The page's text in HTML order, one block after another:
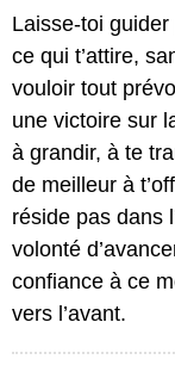
Laisse-toi guider
ce qui t’attire,
vouloir tout
une victoire sur
à grandir, à te
de meilleur à
réside pas dans
volonté
confiance à ce
vers l’avant.